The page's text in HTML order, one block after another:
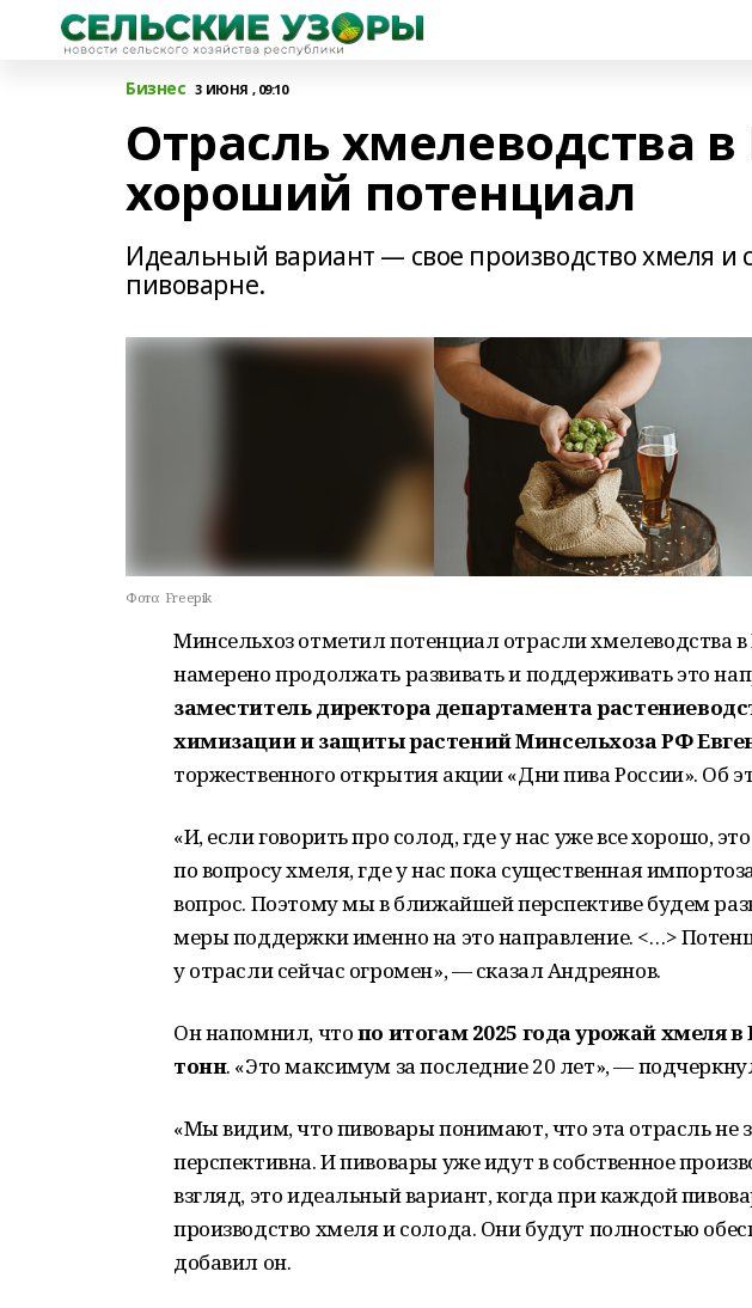
Бизнес 3 ИЮНЯ , 09:10
Отрасль хмелеводства
хороший потенциал
Идеальный вариант — свое производство хмеля и
пивоварне.
Фото: Freepik
Минсельхоз отметил потенциал отрасли хмелеводства
намерено продолжать развивать и поддерживать это
заместитель директора департамента
химизации и защиты растений Минсельхоза РФ
торжественного открытия акции «Дни пива России». Об
«И, если говорить про солод, где у нас уже все хорошо,
по вопросу хмеля, где у нас пока существенная
вопрос. Поэтому мы в ближайшей перспективе будем
меры поддержки именно на это направление. <…>
у отрасли сейчас огромен», — сказал Андреянов.
Он напомнил, чтопо итогам 2025 года урожай хмеля
тонн. «Это максимум за последние 20 лет», —
«Мы видим, что пивовары понимают, что эта отрасль не
перспективна. И пивовары уже идут в собственное
взгляд, это идеальный вариант, когда при каждой
производство хмеля и солода. Они будут полностью
добавил он.